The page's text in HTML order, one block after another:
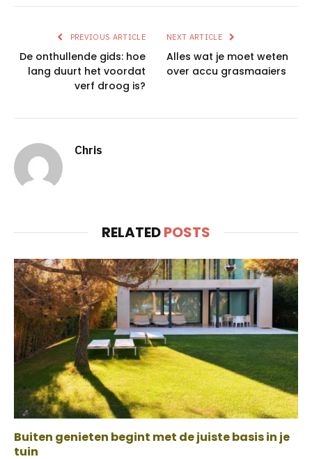
PREVIOUS ARTICLE
De onthullende gids: hoe
lang duurt het voordat
verf droog is?
NEXT ARTICLE
Alles wat je moet weten
over accu grasmaaiers
Chris
RELATEDPOSTS
Buiten genieten begint met de juiste basis in je
tuin